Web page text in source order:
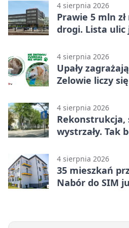
4 sierpnia 2026
Prawie 5 mln
drogi. Lista ulic
4 sierpnia 2026
Upały
Zelowie liczy
4 sierpnia 2026
Rekonstrukcja,
wystrzały. Tak
4 sierpnia 2026
35 mieszkań
Nabór do SIM